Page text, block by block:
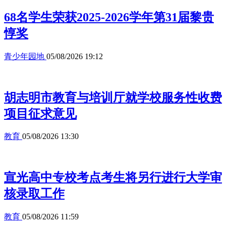
68名学生荣获2025-2026学年第31届黎贵
惇奖
青少年园地 05/08/2026 19:12
胡志明市教育与培训厅就学校服务性收费
项目征求意见
教育 05/08/2026 13:30
宣光高中专校考点考生将另行进行大学审
核录取工作
教育 05/08/2026 11:59